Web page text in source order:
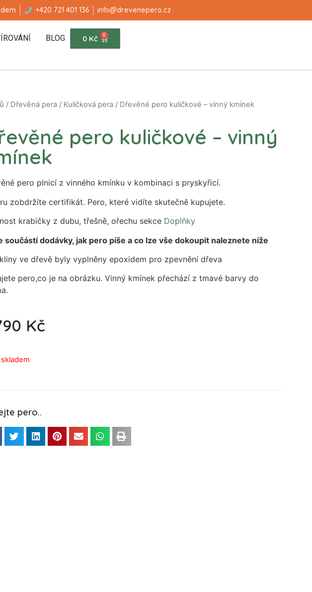
+420 721 401 136 info@drevenepero.cz
BLOG 0 Kč 0
/ Dřevěná pera / Kuličková pera / Dřevěné pero kuličkové – vinný kmínek
pero kuličkové – vinný
pero plnicí z vinného kmínku v kombinaci s pryskyřicí.
zobdržíte certifikát. Pero, které vidíte skutečně kupujete.
krabičky z dubu, třešně, ořechu sekce Doplňky
součástí dodávky, jak pero píše a co lze vše dokoupit naleznete níže
ve dřevě byly vyplněny epoxidem pro zpevnění dřeva
pero,co je na obrázku. Vinný kmínek přechází z tmavé barvy do
Kč
pero..